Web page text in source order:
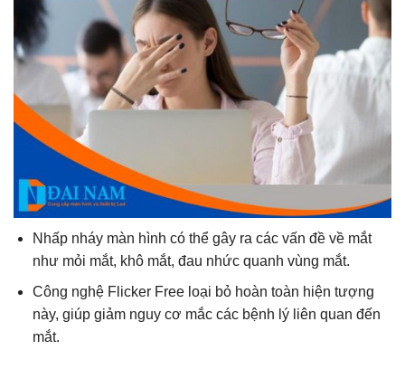
Nhấp nháy màn hình có thể gây ra các vấn đề về mắt
như mỏi mắt, khô mắt, đau nhức quanh vùng mắt.
Công nghệ Flicker Free loại bỏ hoàn toàn hiện tượng
này, giúp giảm nguy cơ mắc các bệnh lý liên quan đến
mắt.